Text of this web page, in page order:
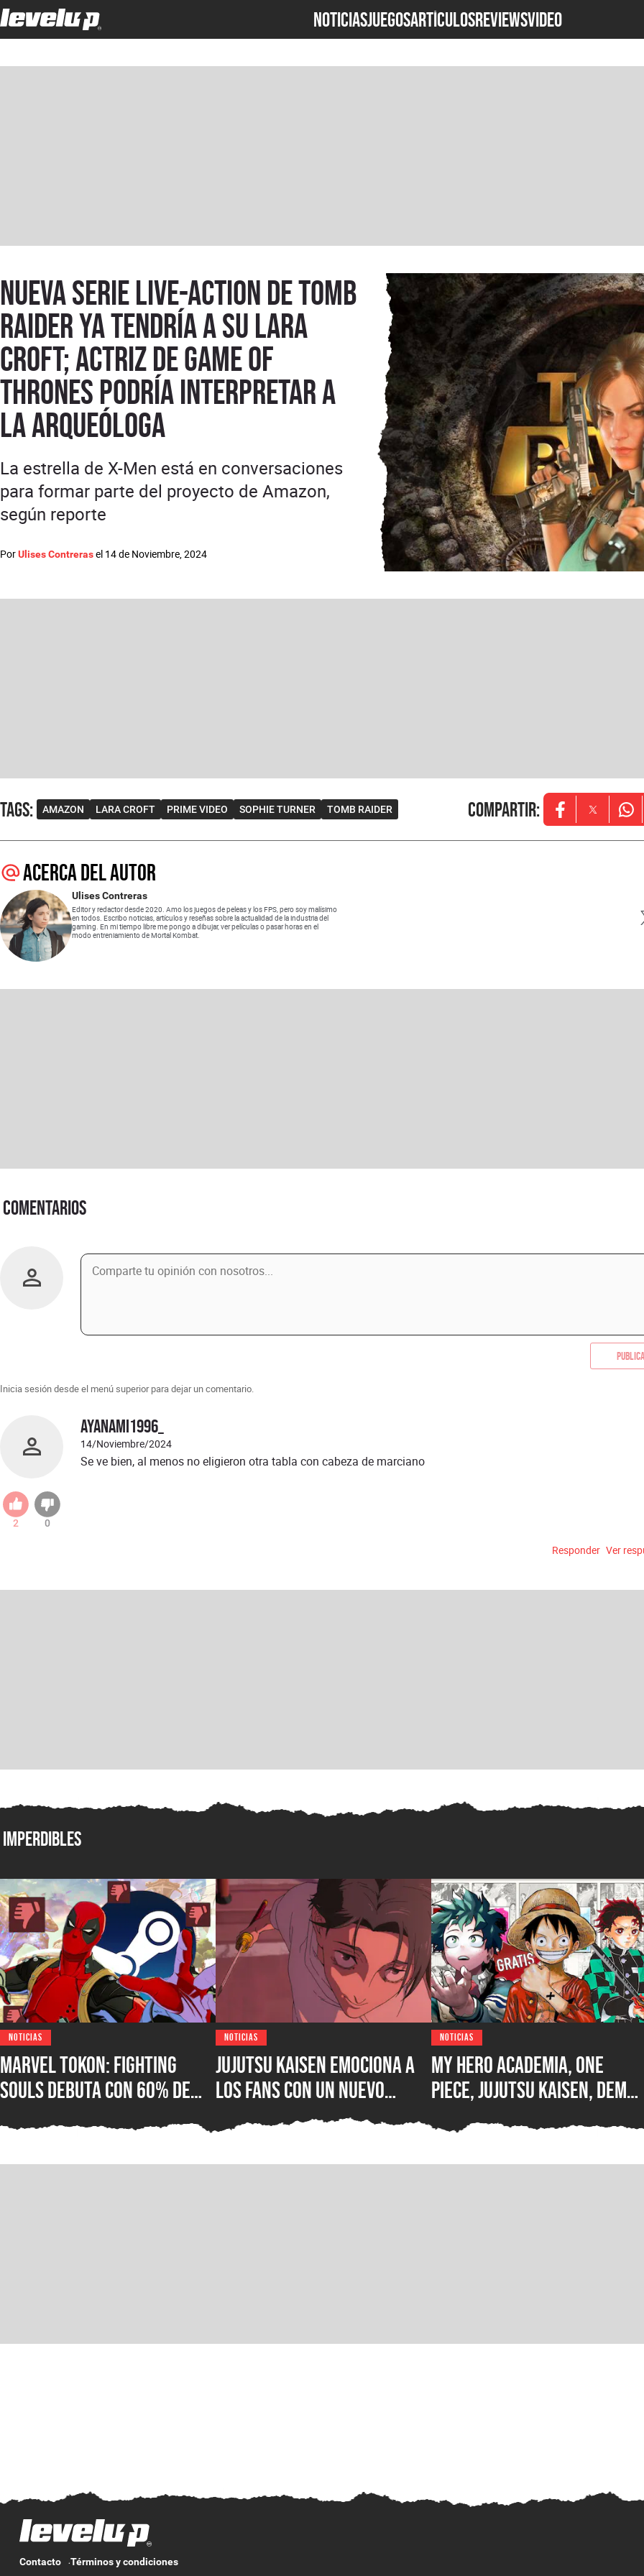
NOTICIASJUEGOSARTÍCULOSREVIEWSVideo
Nueva serie live-action de Tomb
Raider ya tendría a su Lara
Croft; actriz de Game of
Thrones podría interpretar a
la arqueóloga
PorUlises Contrerasel 14 de Noviembre, 2024
La estrella de X-Men está en conversaciones
para formar parte del proyecto de Amazon,
según reporte
Tags: AMAZON LARA CROFT PRIME VIDEO SOPHIE TURNER TOMB RAIDER Compartir: Opens in new
Opens in
Acerca del autor
Ulises Contreras
Editor y redactor desde 2020. Amo los juegos de peleas y los FPS, pero soy malísimo
en todos. Escribo noticias, artículos y reseñas sobre la actualidad de la industria del
gaming. En mi tiempo libre me pongo a dibujar, ver películas o pasar horas en el
modo entreniamiento de Mortal Kombat.
Comentarios
Inicia sesión desde el menú superior para dejar un comentario.
Ayanami1996_
14/Noviembre/2024
2 0
Se ve bien, al menos no eligieron otra tabla con cabeza de marciano
Responder Ver
Imperdibles
NOTICIAS
Marvel Tokon: Fighting
Souls debuta con 60% de
Steam, ¿qué está mal con el
nuevo juego de lucha de
NOTICIAS
Jujutsu Kaisen emociona a
los fans con un nuevo
vistazo de Gojo y Yuta
antes de su gran anuncio
NOTICIAS
My Hero Academia, One
Piece, Jujutsu Kaisen, Demon
populares están gratis en
PC y móviles gracias a
Contacto Términos y condiciones